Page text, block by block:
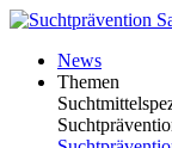
News
Themen